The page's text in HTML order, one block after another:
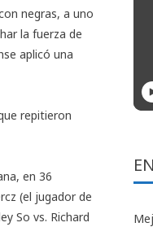
negras, a uno
la fuerza de
aplicó una
repitieron
en 36
(el jugador de
So vs. Richard